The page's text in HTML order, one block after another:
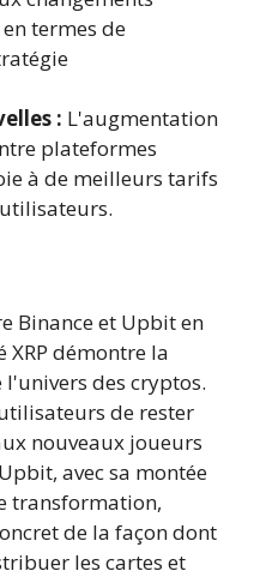
termes de
: L'augmentation
plateformes
à de meilleurs tarifs
Binance et Upbit en
démontre la
des cryptos.
de rester
nouveaux joueurs
avec sa montée
transformation,
de la façon dont
les cartes et